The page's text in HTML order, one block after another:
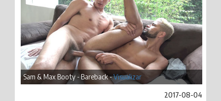
Sam & Max Booty - Bareback -Visualizar
2017-08-04